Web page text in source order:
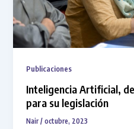
Publicaciones
Inteligencia Artificial,
para su legislación
Nair/octubre, 2023